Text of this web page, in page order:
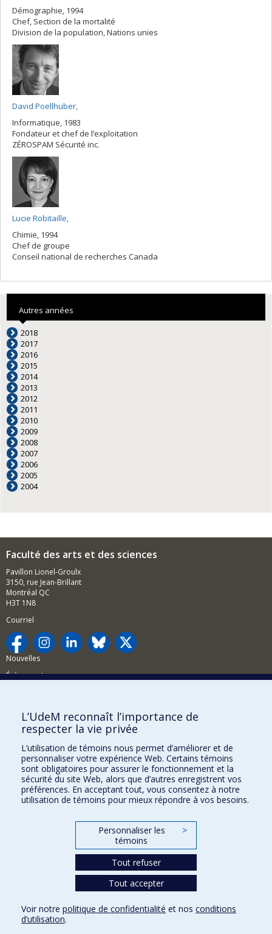
Démographie, 1994
Chef, Section de la mortalité
Division de la population, Nations unies
David Poellhuber,
Informatique, 1983
Fondateur et chef de l’exploitation
ZÉROSPAM Sécurité inc.
Lucie Robitaille,
Chimie, 1994
Chef de groupe
Conseil national de recherches Canada
Autres années
2018
2017
2016
2015
2014
2013
2012
2011
2010
2009
2008
2007
2006
2005
2004
Faculté des arts et des sciences
Pavillon Lionel-Groulx
3150, rue Jean-Brillant
Montréal QC
H3T 1N8
Courriel
Nouvelles
Événements
BESOIN D'AIDE?
Plan du site
Signaler une erreur
Accessibilité
FACULTÉ DES ARTS ET DES SCIENCES
Nos programmes et cours
Conditions d’utilisation
Paramètres des témoins
L’UdeM reconnaît l’importance de
respecter la vie privée
L’utilisation de témoins nous permet d’améliorer et de
personnaliser votre expérience Web. Certains témoins
sont obligatoires pour assurer le fonctionnement et la
sécurité du site Web, alors que d’autres enregistrent vos
préférences. En acceptant tout, vous consentez à notre
utilisation de témoins pour mieux répondre à vos besoins.
Personnaliser les
témoins
>
Tout refuser
Tout accepter
Voir notre politique de confidentialité et nos conditions
d’utilisation.